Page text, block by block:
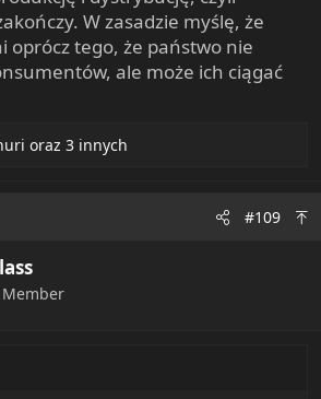
W zasadzie myślę, że
oprócz tego, że państwo nie
ale może ich ciągać
oraz 3 innych
#109